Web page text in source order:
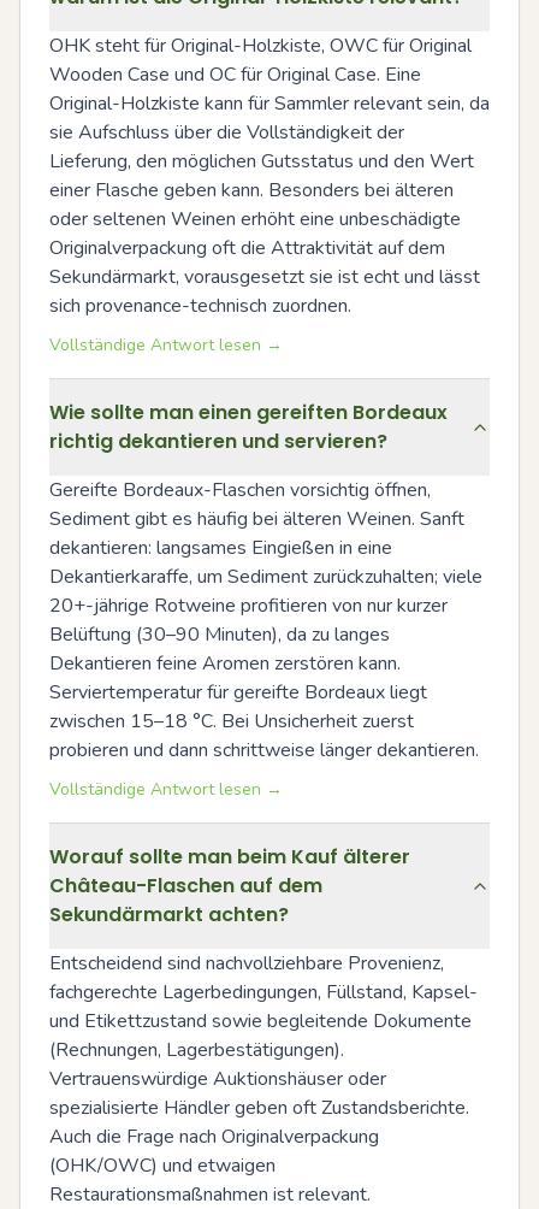
OHK steht für Original-Holzkiste, OWC für Original
Wooden Case und OC für Original Case. Eine
Original-Holzkiste kann für Sammler relevant sein, da
sie Aufschluss über die Vollständigkeit der
Lieferung, den möglichen Gutsstatus und den Wert
einer Flasche geben kann. Besonders bei älteren
oder seltenen Weinen erhöht eine unbeschädigte
Originalverpackung oft die Attraktivität auf dem
Sekundärmarkt, vorausgesetzt sie ist echt und lässt
sich provenance-technisch zuordnen.
Vollständige Antwort lesen →
Wie sollte man einen gereiften Bordeaux
richtig dekantieren und servieren?
Gereifte Bordeaux-Flaschen vorsichtig öffnen,
Sediment gibt es häufig bei älteren Weinen. Sanft
dekantieren: langsames Eingießen in eine
Dekantierkaraffe, um Sediment zurückzuhalten; viele
20+-jährige Rotweine profitieren von nur kurzer
Belüftung (30–90 Minuten), da zu langes
Dekantieren feine Aromen zerstören kann.
Serviertemperatur für gereifte Bordeaux liegt
zwischen 15–18 °C. Bei Unsicherheit zuerst
probieren und dann schrittweise länger dekantieren.
Vollständige Antwort lesen →
Worauf sollte man beim Kauf älterer
Château-Flaschen auf dem
Sekundärmarkt achten?
Entscheidend sind nachvollziehbare Provenienz,
fachgerechte Lagerbedingungen, Füllstand, Kapsel-
und Etikettzustand sowie begleitende Dokumente
(Rechnungen, Lagerbestätigungen).
Vertrauenswürdige Auktionshäuser oder
spezialisierte Händler geben oft Zustandsberichte.
Auch die Frage nach Originalverpackung
(OHK/OWC) und etwaigen
Restaurationsmaßnahmen ist relevant.